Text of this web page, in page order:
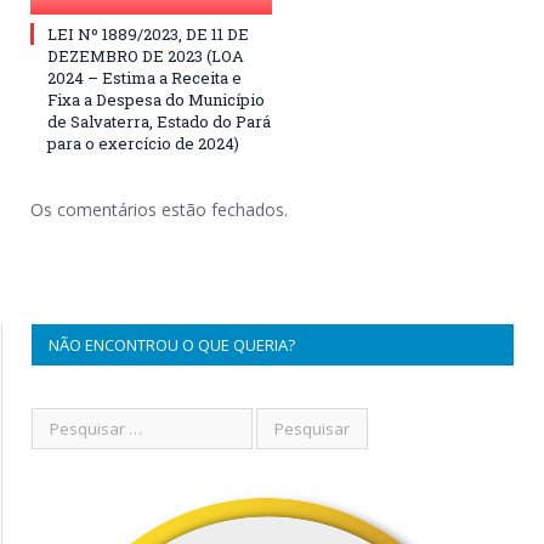
LEI Nº 1889/2023, DE 11 DE
DEZEMBRO DE 2023 (LOA
2024 – Estima a Receita e
Fixa a Despesa do Município
de Salvaterra, Estado do Pará
para o exercício de 2024)
Os comentários estão fechados.
NÃO ENCONTROU O QUE QUERIA?